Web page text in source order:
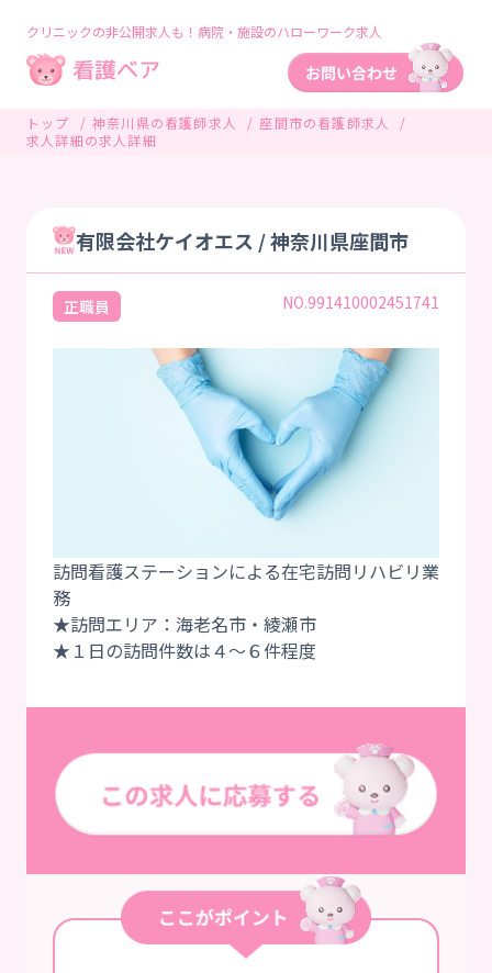
クリニックの非公開求人も！病院・施設のハローワーク求人
トップ 神奈川県の看護師求人
座間市の看護師求人
求人詳細の求人詳細
有限会社ケイオエス / 神奈川県座間市
正職員 NO.991410002451741
訪問看護ステーションによる在宅訪問リハビリ業
務
★訪問エリア：海老名市・綾瀬市